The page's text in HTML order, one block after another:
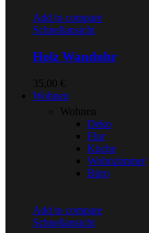
Add to compare
Schnellansicht
Holz Wanduhr
35,00 €
Wohnen
Wohnen
Deko
Flur
Küche
Wohnzimmer
Büro
Add to compare
Schnellansicht